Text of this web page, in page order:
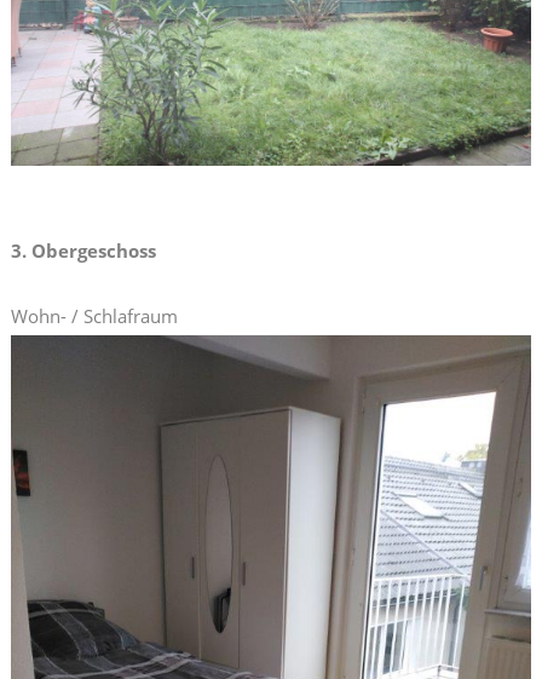
3. Obergeschoss
Wohn- / Schlafraum